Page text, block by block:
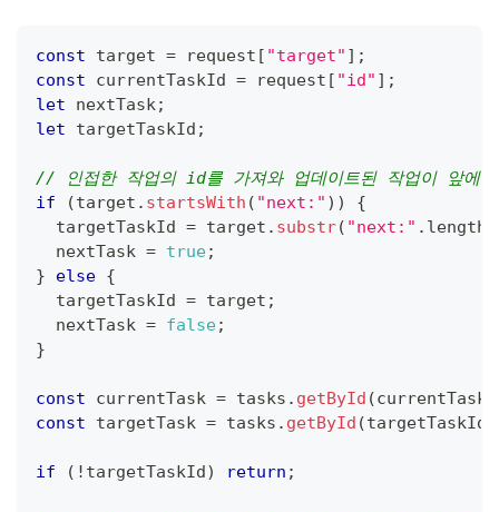
const target = request [ "target" ] ;
const currentTaskId = request [ "id" ] ;
let nextTask;
let targetTaskId ;
// 인접한 작업의 id를 가져와 업데이트된 작업이 앞에
if
(target . startsWith ( "next:" ) )
{
  targetTaskId
= target . substr( "next:" . length
  nextTask
= true;
}
else {
  targetTaskId
= target ;
  nextTask
= false;
}
const currentTask = tasks . getById (
const targetTask = tasks . getById (targetTaskId
if ( ! targetTaskId) return ;